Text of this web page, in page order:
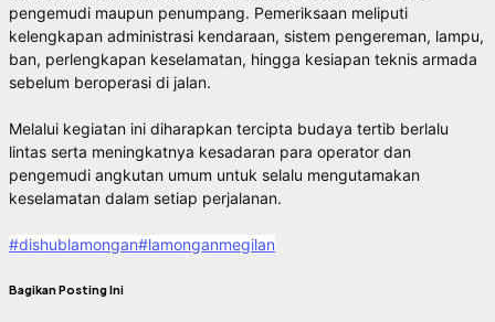
pengemudi maupun penumpang. Pemeriksaan meliputi
kelengkapan administrasi kendaraan, sistem pengereman, lampu,
ban, perlengkapan keselamatan, hingga kesiapan teknis armada
sebelum beroperasi di jalan.
Melalui kegiatan ini diharapkan tercipta budaya tertib berlalu
lintas serta meningkatnya kesadaran para operator dan
pengemudi angkutan umum untuk selalu mengutamakan
keselamatan dalam setiap perjalanan.
#dishublamongan#lamonganmegilan
Bagikan Posting Ini